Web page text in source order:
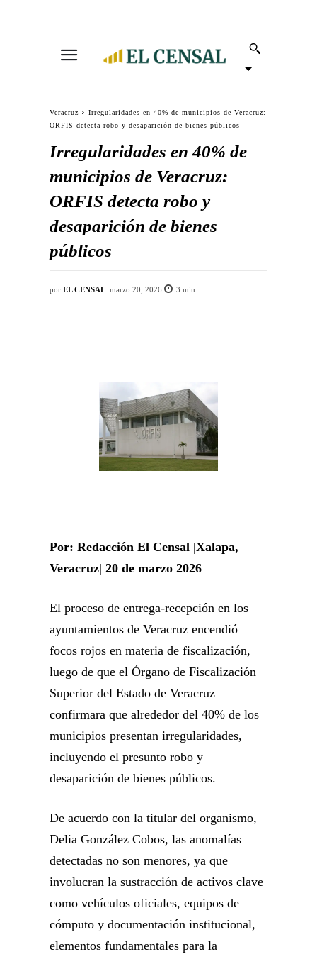
Veracruz
Irregularidades en 40% de municipios de Veracruz:
ORFIS detecta robo y desaparición de bienes públicos
Irregularidades en 40% de
municipios de Veracruz:
ORFIS detecta robo y
desaparición de bienes
públicos
por EL CENSAL marzo 20, 2026 3 min.
Por: Redacción El Censal |Xalapa,
Veracruz| 20 de marzo 2026
El proceso de entrega-recepción en los
ayuntamientos de Veracruz encendió
focos rojos en materia de fiscalización,
luego de que el Órgano de Fiscalización
Superior del Estado de Veracruz
confirmara que alrededor del 40% de los
municipios presentan irregularidades,
incluyendo el presunto robo y
desaparición de bienes públicos.
De acuerdo con la titular del organismo,
Delia González Cobos, las anomalías
detectadas no son menores, ya que
involucran la sustracción de activos clave
como vehículos oficiales, equipos de
cómputo y documentación institucional,
elementos fundamentales para la